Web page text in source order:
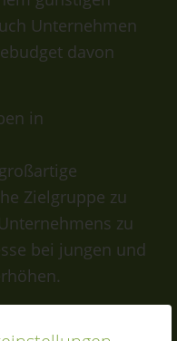
Unternehmen
davon
in
Zielgruppe zu
zu
bei jungen und